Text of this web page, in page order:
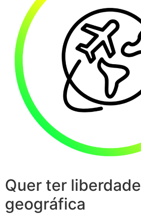
Quer ter liberdade
geográfica